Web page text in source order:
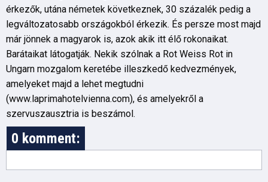
érkezők, utána németek következnek, 30 százalék pedig a
legváltozatosabb országokból érkezik. És persze most majd
már jönnek a magyarok is, azok akik itt élő rokonaikat.
Barátaikat látogatják. Nekik szólnak a Rot Weiss Rot in
Ungarn mozgalom keretébe illeszkedő kedvezmények,
amelyeket majd a lehet megtudni
(www.laprimahotelvienna.com), és amelyekről a
szervuszausztria is beszámol.
0 komment: